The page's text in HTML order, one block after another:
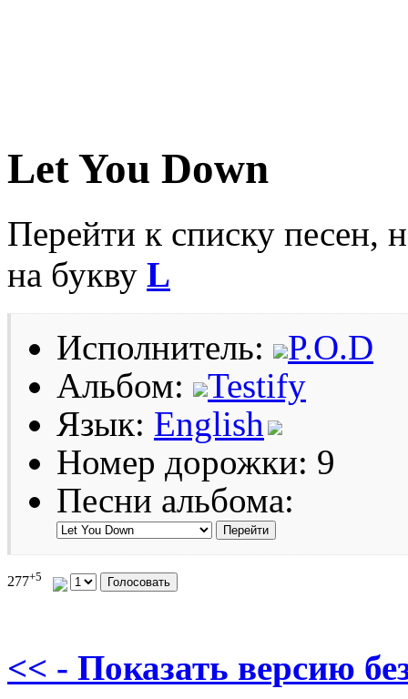
Let You Down
Перейти к списку песен,
на букву L
Исполнитель:
P.O.D
Альбом:
Testify
Язык: English
Номер дорожки: 9
Песни альбома:
277+5
<< - Показать версию